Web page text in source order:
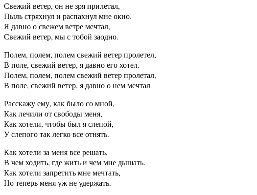
Свежий ветер, он не зря прилетал,
Пыль стряхнул и распахнул мне окно.
Я давно о свежем ветре мечтал,
Свежий ветер, мы с тобой заодно.
Полем, полем, полем свежий ветер пролетел,
В поле, свежий ветер, я давно его хотел.
Полем, полем, полем свежий ветер пролетал,
В поле, свежий ветер, я давно о нем мечтал
Расскажу ему, как было со мной,
Как лечили от свободы меня,
Как хотели, чтобы был я слепой,
У слепого так легко все отнять.
Как хотели за меня все решать,
В чем ходить, где жить и чем мне дышать.
Как хотели запретить мне мечтать,
Но теперь меня уж не удержать.